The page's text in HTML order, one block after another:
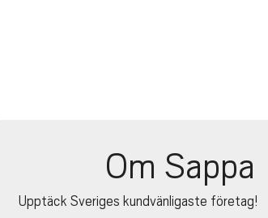
Om Sappa
Upptäck Sveriges kundvänligaste företag!